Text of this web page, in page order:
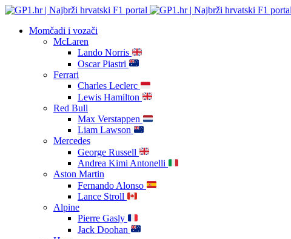
Momčadi i vozači
McLaren
Lando Norris
Oscar Piastri
Ferrari
Charles Leclerc
Lewis Hamilton
Red Bull
Max Verstappen
Liam Lawson
Mercedes
George Russell
Andrea Kimi Antonelli
Aston Martin
Fernando Alonso
Lance Stroll
Alpine
Pierre Gasly
Jack Doohan